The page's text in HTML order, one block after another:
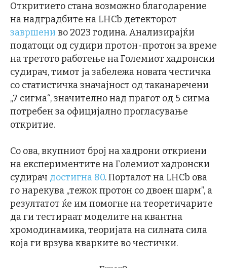
Откритието стана возможно благодарение
на надградбите на LHCb детекторот
завршени во 2023 година. Анализирајќи
податоци од судири протон-протон за време
на третото работење на Големиот хадронски
судирач, тимот ја забележа новата честичка
со статистичка значајност од таканаречени
„7 сигма“, значително над прагот од 5 сигма
потребен за официјално прогласување
откритие.
Со ова, вкупниот број на хадрони откриени
на експериментите на Големиот хадронски
судирач достигна 80. Порталот на LHCb ова
го нарекува „тежок протон со двоен шарм”, а
резултатот ќе им помогне на теоретичарите
да ги тестираат моделите на квантна
хромодинамика, теоријата на силната сила
која ги врзува кварките во честички.